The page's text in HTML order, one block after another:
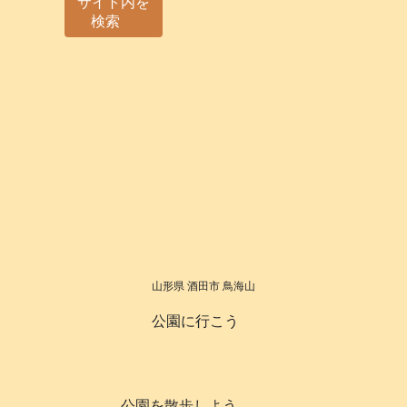
検索
山形県 酒田市 鳥海山
公園に行こう